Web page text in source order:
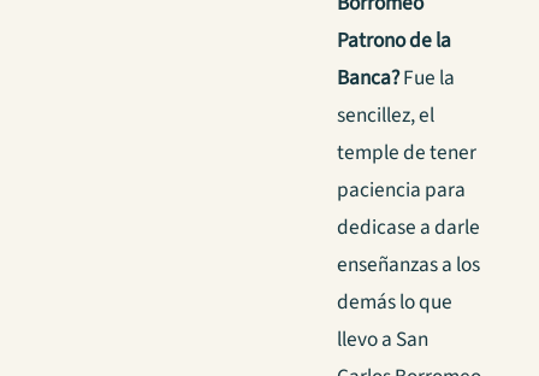
Patrono de la
Banca?Fue la
sencillez, el
temple de tener
paciencia para
dedicase a darle
enseñanzas a los
demás lo que
llevo a San